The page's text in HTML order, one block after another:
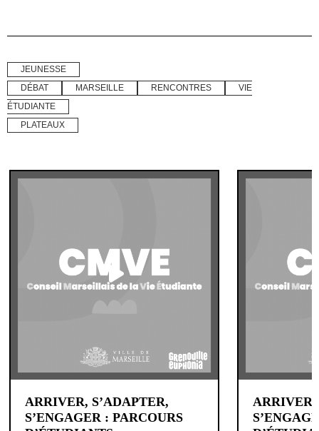
JEUNESSE
DÉBAT
MARSEILLE RENCONTRES
VIE
ÉTUDIANTE
PLATEAUX
ARRIVER, S’ADAPTER,
S’ENGAGER : PARCOURS
ARRIVER,